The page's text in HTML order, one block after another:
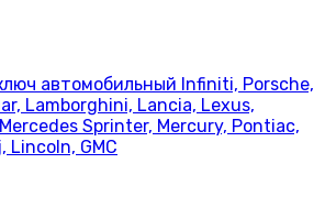
автомобильный Infiniti, Porsche,
Lamborghini, Lancia, Lexus,
Sprinter, Mercury, Pontiac,
Lincoln, GMC